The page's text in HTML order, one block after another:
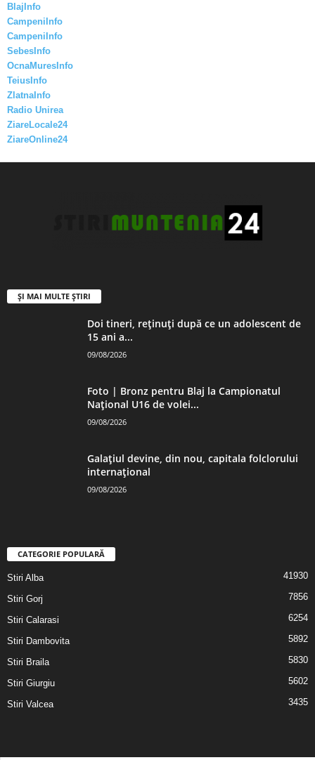
BlajInfo
CampeniInfo
CampeniInfo
SebesInfo
OcnaMuresInfo
TeiusInfo
ZlatnaInfo
Radio Unirea
ZiareLocale24
ZiareOnline24
ȘI MAI MULTE ȘTIRI
Doi tineri, reținuți după ce un adolescent de
15 ani a...
09/08/2026
Foto | Bronz pentru Blaj la Campionatul
Național U16 de volei...
09/08/2026
Galațiul devine, din nou, capitala folclorului
internațional
09/08/2026
CATEGORIE POPULARĂ
Stiri Alba 41930
Stiri Gorj 7856
Stiri Calarasi 6254
Stiri Dambovita 5892
Stiri Braila 5830
Stiri Giurgiu 5602
Stiri Valcea 3435